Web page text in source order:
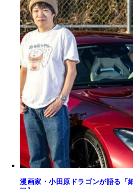
漫画家・小田原ドラゴンが語る「